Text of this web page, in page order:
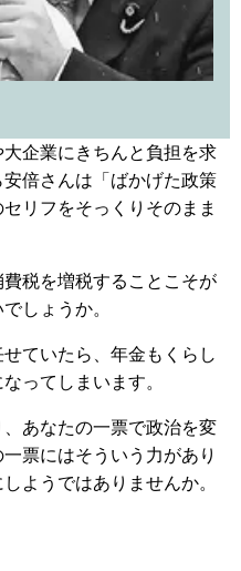
企業にきちんと負担を求
倍さんは「ばかげた政策
リフをそっくりそのまま
税を増税することこそが
しょうか。
ていたら、年金もくらし
ってしまいます。
あなたの一票で政治を変
票にはそういう力があり
ようではありませんか。